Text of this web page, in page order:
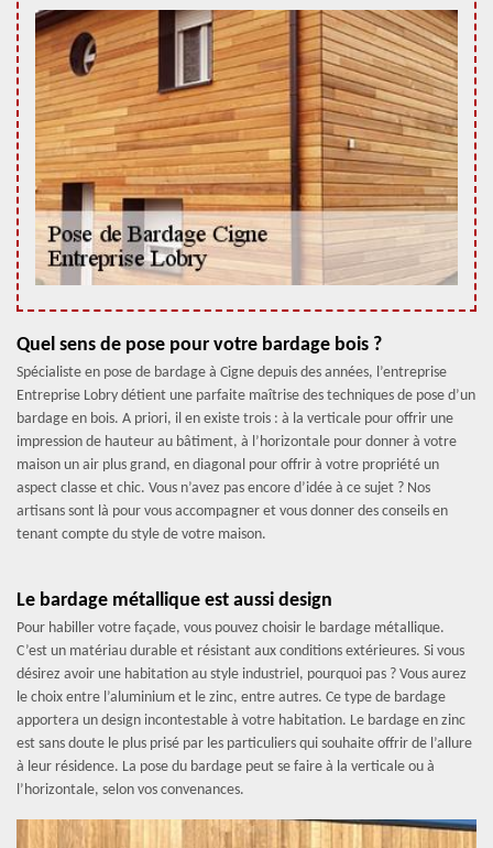
Quel sens de pose pour votre bardage bois ?
Spécialiste en pose de bardage à Cigne depuis des années, l’entreprise
Entreprise Lobry détient une parfaite maîtrise des techniques de pose d’un
bardage en bois. A priori, il en existe trois : à la verticale pour offrir une
impression de hauteur au bâtiment, à l’horizontale pour donner à votre
maison un air plus grand, en diagonal pour offrir à votre propriété un
aspect classe et chic. Vous n’avez pas encore d’idée à ce sujet ? Nos
artisans sont là pour vous accompagner et vous donner des conseils en
tenant compte du style de votre maison.
Le bardage métallique est aussi design
Pour habiller votre façade, vous pouvez choisir le bardage métallique.
C’est un matériau durable et résistant aux conditions extérieures. Si vous
désirez avoir une habitation au style industriel, pourquoi pas ? Vous aurez
le choix entre l’aluminium et le zinc, entre autres. Ce type de bardage
apportera un design incontestable à votre habitation. Le bardage en zinc
est sans doute le plus prisé par les particuliers qui souhaite offrir de l’allure
à leur résidence. La pose du bardage peut se faire à la verticale ou à
l’horizontale, selon vos convenances.